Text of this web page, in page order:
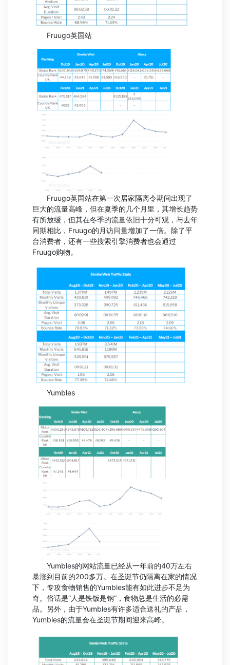
Fruugo英国站
Fruugo英国站在第一次居家隔离令期间出现了
巨大的流量高峰，但在夏季的几个月里，其增长趋势
有所放缓，但其在冬季的流量依旧十分可观，与去年
同期相比，Fruugo的月访问量增加了一倍。除了平
台消费者，还有一些搜索引擎消费者也会通过
Fruugo购物。
Yumbles
Yumbles的网站流量已经从一年前的40万左右
暴涨到目前的200多万。在圣诞节仍隔离在家的情况
下，专攻食物销售的Yumbles能有如此进步不足为
奇。俗话是“人是铁饭是钢”，食物总是生活的必需
品。另外，由于Yumbles有许多适合送礼的产品，
Yumbles的流量会在圣诞节期间迎来高峰。